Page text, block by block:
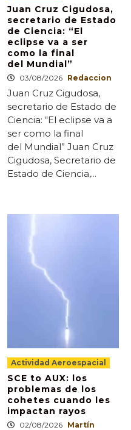
Juan Cruz Cigudosa,
secretario de Estado
de Ciencia: “El
eclipse va a ser
como la final
del Mundial”
03/08/2026 Redaccion
Juan Cruz Cigudosa,
secretario de Estado de
Ciencia: “El eclipse va a
ser como la final
del Mundial” Juan Cruz
Cigudosa, Secretario de
Estado de Ciencia,...
Actividad Aeroespacial
SCE to AUX: los
problemas de los
cohetes cuando les
impactan rayos
02/08/2026 Martín